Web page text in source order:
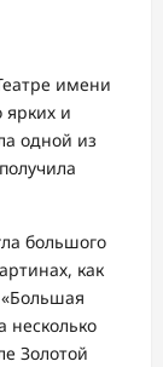
имени
ярких и
одной из
большого
как
несколько
Золотой